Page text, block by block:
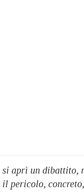
si aprì un dibattito,
il pericolo,